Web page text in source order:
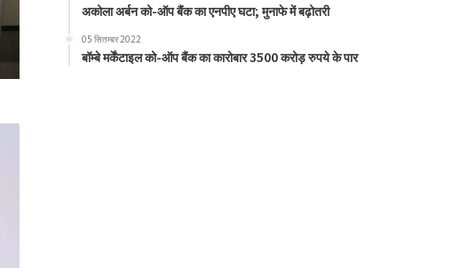
अकोला अर्बन को-ऑप बैंक का एनपीए घटा; मुनाफे में बढ़ोतरी
05 सितम्बर 2022
बॉम्बे मर्केंटाइल को-ऑप बैंक का कारोबार 3500 करोड़ रुपये के पार